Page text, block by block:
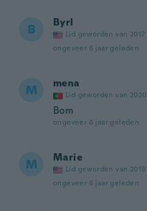
B Byrl
Lid geworden van 2017
ongeveer 6 jaar geleden
M mena
Lid geworden van 2020
Bom
ongeveer 6 jaar geleden
M Marie
Lid geworden van 2018
ongeveer 6 jaar geleden